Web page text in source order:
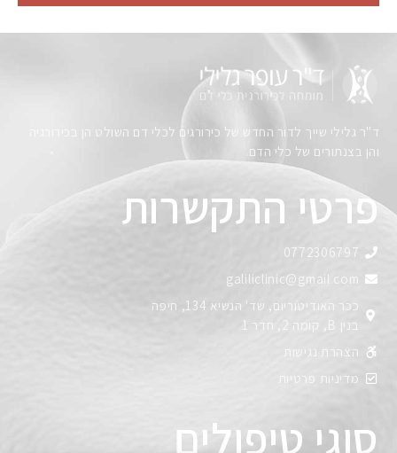
סוגי טיפולים
פרטי התקשרות
0772306797
galiliclinic@gmail.com
ככר האודיטוריום, שד' הנשיא 134, חיפה
בנין B, קומה 2, חדר 1
הצהרת נגישות
מדיניות פרטיות
ד"ר גלילי שייך לדור החדש של כירורגים לכלי דם השולט הן בכירורגיה
והן בצנתורים של כלי הדם.